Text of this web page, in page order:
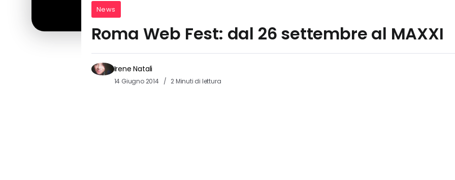
News
Roma Web Fest: dal 26 settembre al MAXXI
Irene Natali
14 Giugno 2014 2 Minuti di lettura